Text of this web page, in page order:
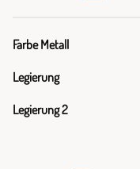
Farbe Metall
Legierung
Legierung 2